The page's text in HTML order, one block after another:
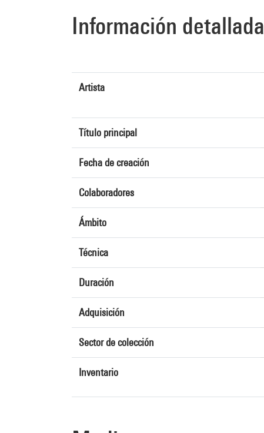
Información detallada
Artista
Título principal
Fecha de creación
Colaboradores
Ámbito
Técnica
Duración
Adquisición
Sector de colección
Inventario